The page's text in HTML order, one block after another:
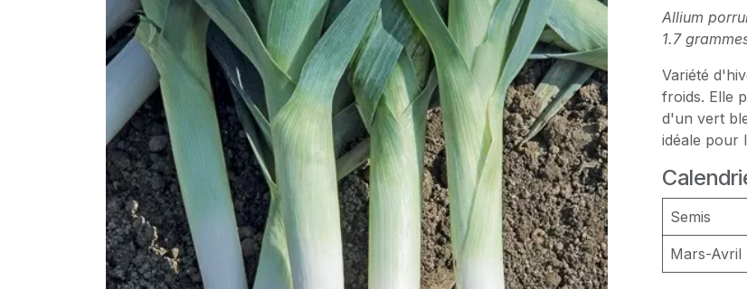
Allium
1.7
Variété
froids. Elle
d'un vert
idéale pour
Semis
Mars-Avril